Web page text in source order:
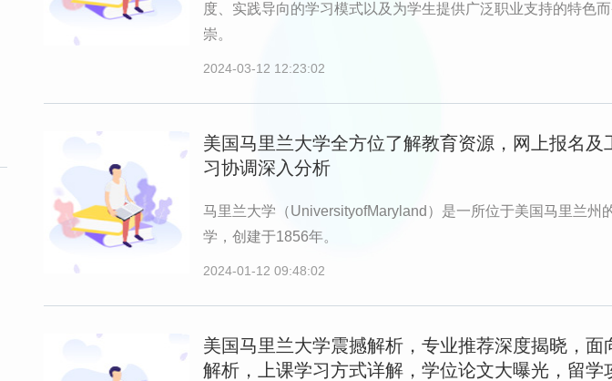
度、实践导向的学习模式以及为学生提供广泛职业支持的特色
崇。
2024-03-12 12:23:02
美国马里兰大学全方位了解教育资源，网上报名及
习协调深入分析
马里兰大学（UniversityofMaryland）是一所位于美国马里兰州
学，创建于1856年。
2024-01-12 09:48:02
美国马里兰大学震撼解析，专业推荐深度揭晓，面
解析，上课学习方式详解，学位论文大曝光，留学